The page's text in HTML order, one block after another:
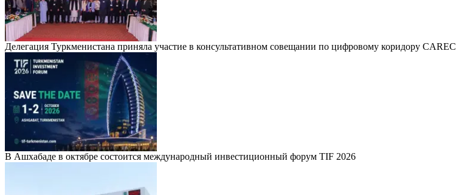
Делегация Туркменистана приняла участие в консультативном совещании по цифровому коридору CAREC
В Ашхабаде в октябре состоится международный инвестиционный форум TIF 2026